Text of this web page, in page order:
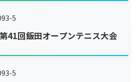
5
41回飯田オープンテニス大会
5